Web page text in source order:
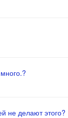
не делают этого?